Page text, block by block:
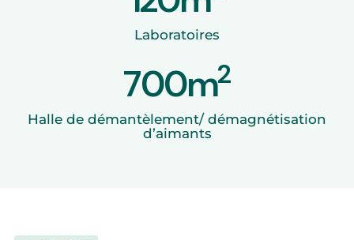
Laboratoires
700m2
Halle de démantèlement/ démagnétisation
d’aimants